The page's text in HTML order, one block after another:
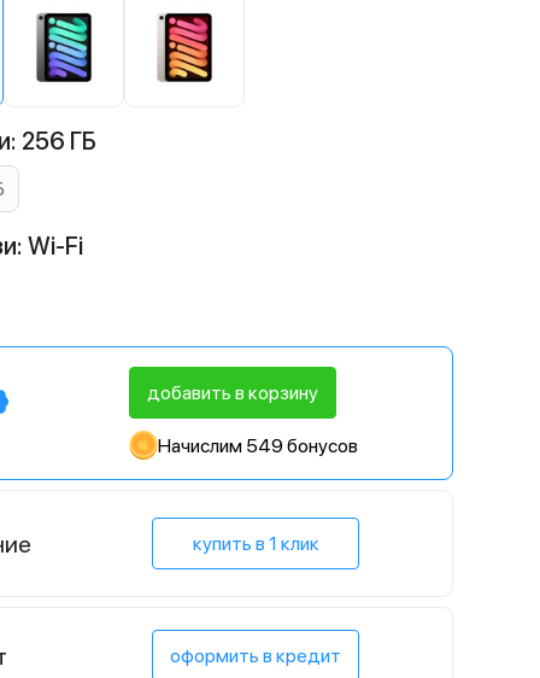
256 ГБ
Wi-Fi
добавить в корзину
Начислим 549 бонусов
купить в 1 клик
оформить в кредит